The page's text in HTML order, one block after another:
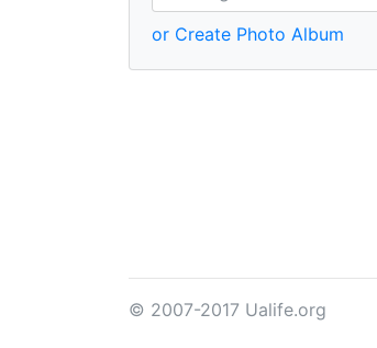
or Create Photo Album
© 2007-2017 Ualife.org